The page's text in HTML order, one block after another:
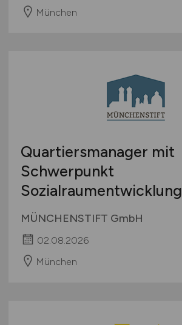
München
Quartiersmanager mit
Schwerpunkt
Sozialraumentwicklung
MÜNCHENSTIFT GmbH
02.08.2026
München